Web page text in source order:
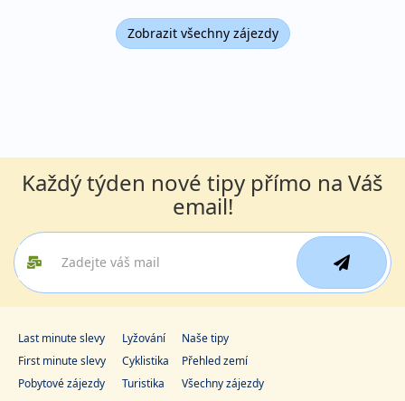
Zobrazit všechny zájezdy
Každý týden nové tipy přímo na Váš
email!
Last minute slevy
First minute slevy
Pobytové zájezdy
Lyžování
Cyklistika
Turistika
Naše tipy
Přehled zemí
Všechny zájezdy